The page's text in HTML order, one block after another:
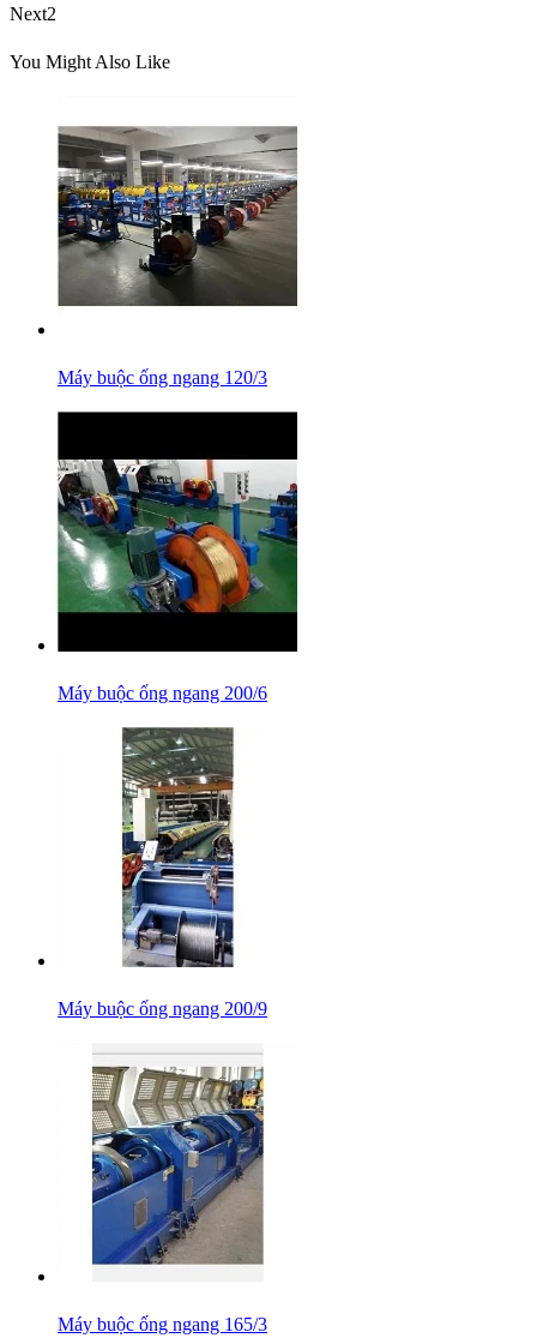
Next2
You Might Also Like
Máy buộc ống ngang 120/3
Máy buộc ống ngang 200/6
Máy buộc ống ngang 200/9
Máy buộc ống ngang 165/3